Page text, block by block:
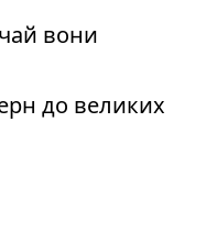
вони
до великих